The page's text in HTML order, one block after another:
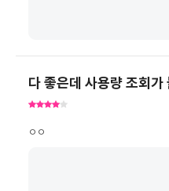
다 좋은데 사용량 조회가
ㅇㅇ